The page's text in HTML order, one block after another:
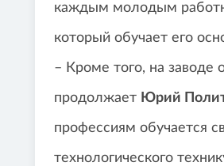
каждым молодым
который обучает его
– Кроме того, на заводе
продолжает Юрий
профессиям обучается
технологического